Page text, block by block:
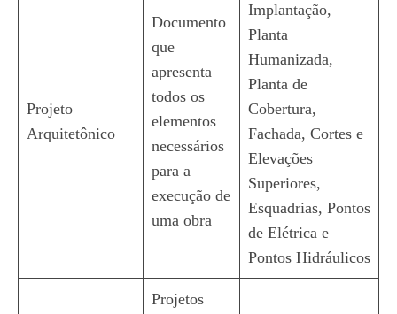
Projeto
Arquitetônico
Documento
que
apresenta
todos os
elementos
necessários
para a
execução de
uma obra
Implantação,
Planta
Humanizada,
Planta de
Cobertura,
Fachada, Cortes e
Elevações
Superiores,
Esquadrias, Pontos
de Elétrica e
Pontos Hidráulicos
Projetos